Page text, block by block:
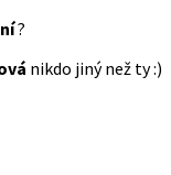
?
nikdo jiný než ty :)